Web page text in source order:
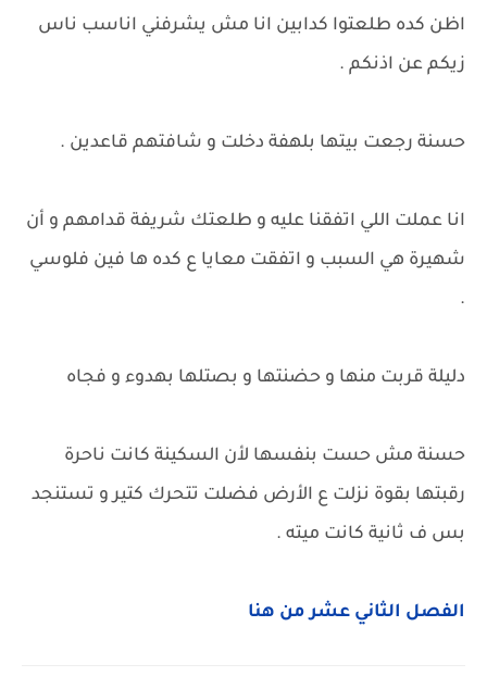
اظن كده طلعتوا كدابين انا مش يشرفني اناسب ناس
زيكم عن اذنكم .
حسنة رجعت بيتها بلهفة دخلت و شافتهم قاعدين .
انا عملت اللي اتفقنا عليه و طلعتك شريفة قدامهم و أن
شهيرة هي السبب و اتفقت معايا ع كده ها فين فلوسي
.
دليلة قربت منها و حضنتها و بصتلها بهدوء و فجاه
حسنة مش حست بنفسها لأن السكينة كانت ناحرة
رقبتها بقوة نزلت ع الأرض فضلت تتحرك كتير و تستنجد
بس ف ثانية كانت ميته .
الفصل الثاني عشر من هنا